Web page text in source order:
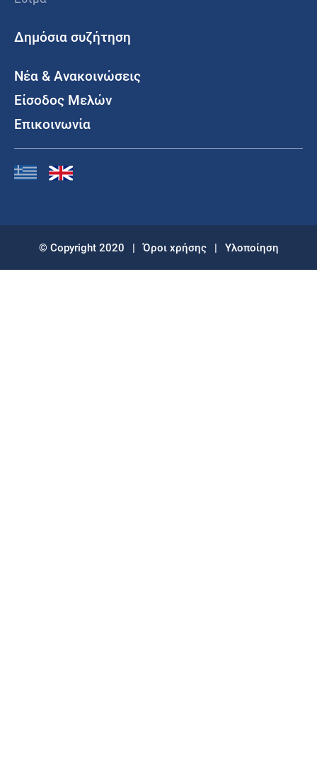
Δημόσια συζήτηση
Νέα & Ανακοινώσεις
Είσοδος Μελών
Επικοινωνία
© Copyright 2020 | Όροι χρήσης | Υλοποίηση